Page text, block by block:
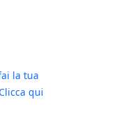
la tua
qui